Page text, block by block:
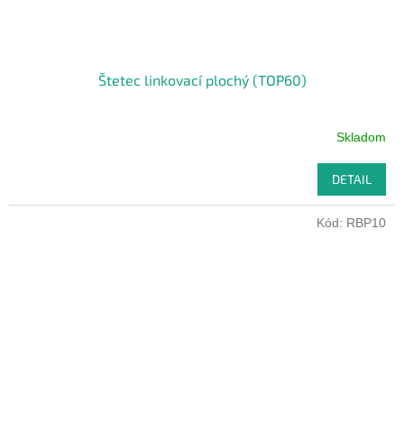
Štetec linkovací plochý (TOP60)
Skladom
DETAIL
Kód: RBP10